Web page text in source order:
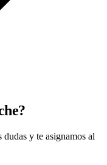
y te asignamos al